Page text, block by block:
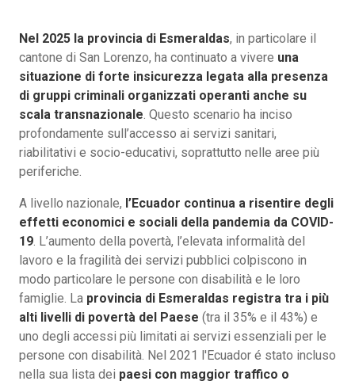
Nel 2025 la provincia di Esmeraldas, in particolare il
cantone di San Lorenzo, ha continuato a vivere una
situazione di forte insicurezza legata alla presenza
di gruppi criminali organizzati operanti anche su
scala transnazionale. Questo scenario ha inciso
profondamente sull’accesso ai servizi sanitari,
riabilitativi e socio-educativi, soprattutto nelle aree più
periferiche.
A livello nazionale, l’Ecuador continua a risentire degli
effetti economici e sociali della pandemia da COVID-
19. L’aumento della povertà, l’elevata informalità del
lavoro e la fragilità dei servizi pubblici colpiscono in
modo particolare le persone con disabilità e le loro
famiglie. La provincia di Esmeraldas registra tra i più
alti livelli di povertà del Paese (tra il 35% e il 43%) e
uno degli accessi più limitati ai servizi essenziali per le
persone con disabilità. Nel 2021 l'Ecuador é stato incluso
nella sua lista dei paesi con maggior traffico o